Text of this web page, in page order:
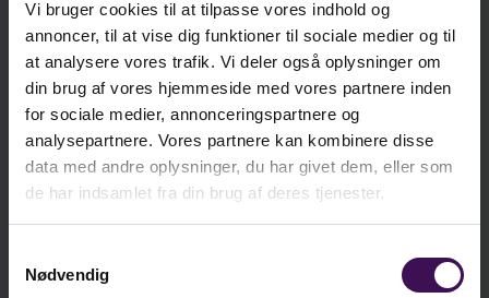
Vi bruger cookies til at tilpasse vores indhold og
annoncer, til at vise dig funktioner til sociale medier og til
at analysere vores trafik. Vi deler også oplysninger om
din brug af vores hjemmeside med vores partnere inden
for sociale medier, annonceringspartnere og
analysepartnere. Vores partnere kan kombinere disse
data med andre oplysninger, du har givet dem, eller som
de har indsamlet fra din brug af deres tjenester.
Nødvendig
den kan forbedres. Denne bog er ment som en
inspiration til at gennemgå de forskellige
rutinesituationer i løbet af dagen i et dagtilbud og
vurdere, om de har plads til mere og eventuelt
bedre samspil.
Se indholdsfortegnelse og forord til bogen
May Britt Drugli
kunnskapssenter for barn og unge - psykisk
E-bog kr. 205,75
Ekskl. moms
kr.241,25
ekskl. moms
inkl. moms